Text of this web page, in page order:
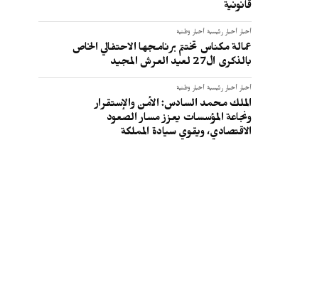
قانونية
أخبار أخبار رئيسية أخبار وطنية
عمالة مكناس تختتم برنامجها الاحتفالي الخاص
بالذكرى ال27 لعيد العرش المجيد
أخبار أخبار رئيسية أخبار وطنية
الملك محمد السادس: الأمن والإستقرار
ونجاعة المؤسسات يعزز مسار الصعود
الاقتصادي، ويقوي سيادة المملكة